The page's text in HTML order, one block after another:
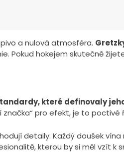
a nulová atmosféra.
Pokud hokejem skutečně
které definovaly
pro efekt, je to poctivé
detaily. Každý doušek
kterou by si měl vzít k